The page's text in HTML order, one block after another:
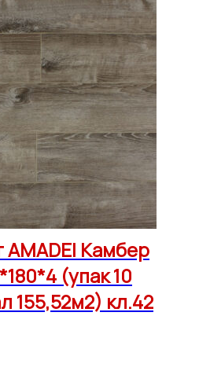
Амадей
AMADEI Камбер
(упак 10
155,52м2) кл.42